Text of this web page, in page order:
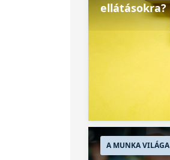
ellátásokra?
A MUNKA VILÁGA